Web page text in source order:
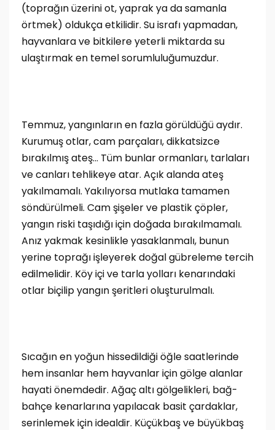
(toprağın üzerini ot, yaprak ya da samanla
örtmek) oldukça etkilidir. Su israfı yapmadan,
hayvanlara ve bitkilere yeterli miktarda su
ulaştırmak en temel sorumluluğumuzdur.
Temmuz, yangınların en fazla görüldüğü aydır.
Kurumuş otlar, cam parçaları, dikkatsizce
bırakılmış ateş… Tüm bunlar ormanları, tarlaları
ve canları tehlikeye atar. Açık alanda ateş
yakılmamalı. Yakılıyorsa mutlaka tamamen
söndürülmeli. Cam şişeler ve plastik çöpler,
yangın riski taşıdığı için doğada bırakılmamalı.
Anız yakmak kesinlikle yasaklanmalı, bunun
yerine toprağı işleyerek doğal gübreleme tercih
edilmelidir. Köy içi ve tarla yolları kenarındaki
otlar biçilip yangın şeritleri oluşturulmalı.
Sıcağın en yoğun hissedildiği öğle saatlerinde
hem insanlar hem hayvanlar için gölge alanlar
hayati önemdedir. Ağaç altı gölgelikleri, bağ-
bahçe kenarlarına yapılacak basit çardaklar,
serinlemek için idealdir. Küçükbaş ve büyükbaş